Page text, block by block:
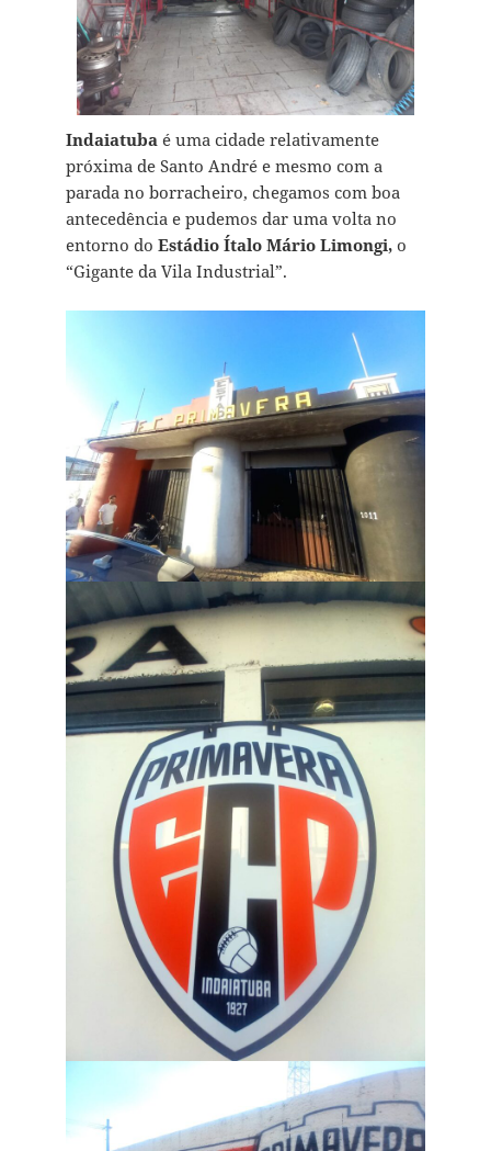
Indaiatuba é uma cidade relativamente
próxima de Santo André e mesmo com a
parada no borracheiro, chegamos com boa
antecedência e pudemos dar uma volta no
entorno do Estádio Ítalo Mário Limongi,o
“Gigante da Vila Industrial”.